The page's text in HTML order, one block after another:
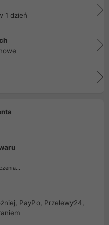
1 dzień
PayPo, Przelewy24,